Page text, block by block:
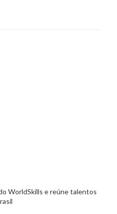
WorldSkills e reúne talentos